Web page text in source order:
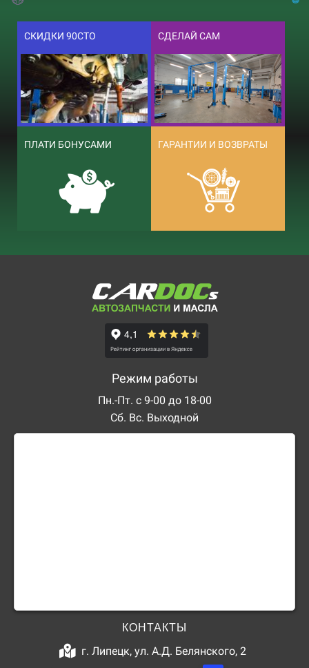
СКИДКИ 90СТО СДЕЛАЙ САМ
ПЛАТИ БОНУСАМИ ГАРАНТИИ И ВОЗВРАТЫ
Режим работы
Пн.-Пт. с 9-00 до 18-00
Сб. Вс. Выходной
КОНТАКТЫ
г. Липецк, ул. А.Д. Белянского, 2